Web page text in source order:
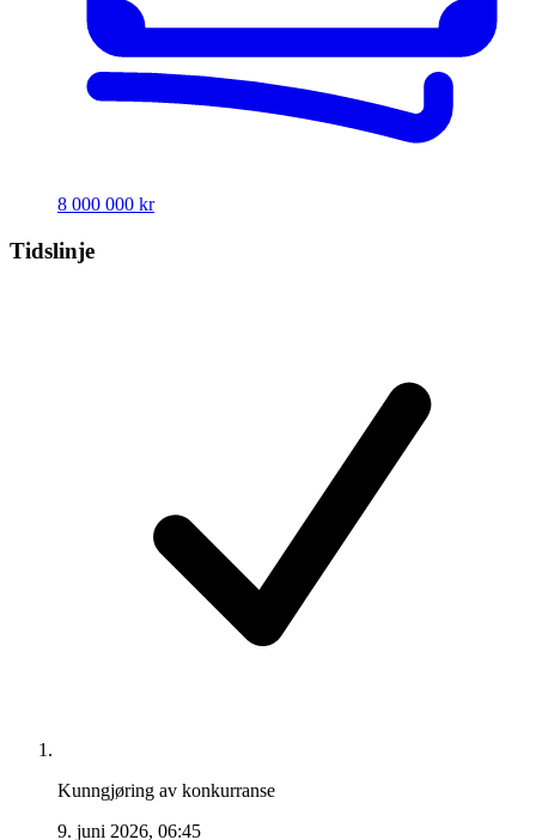
8 000 000 kr
Tidslinje
Kunngjøring av konkurranse
9. juni 2026, 06:45